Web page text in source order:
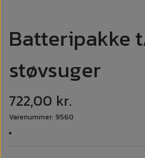
Batteripakke
støvsuger
722,00 kr.
Varenummer: 9560